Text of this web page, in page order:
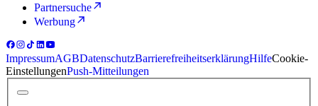
Partnersuche
Werbung
ImpressumAGBDatenschutzBarrierefreiheitserklärungHilfeCookie-
EinstellungenPush-Mitteilungen